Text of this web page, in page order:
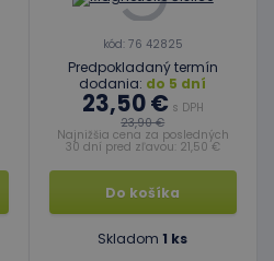
kód: 76 42825
Predpokladaný termín
dodania: do 5 dní
23,50 € s DPH
23,90 €
Najnižšia cena za posledných
30 dní pred zľavou: 21,50 €
Do košíka
Skladom 1 ks